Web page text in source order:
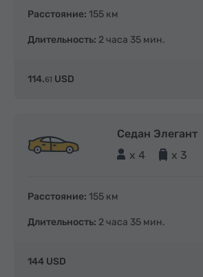
Расстояние: 155 км
Длительность: 2 часа 35 мин.
114.61 USD
Седан Элегант
x 4
x 3
Расстояние: 155 км
Длительность: 2 часа 35 мин.
144 USD